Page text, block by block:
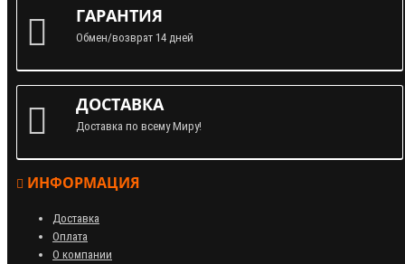
ГАРАНТИЯ
Обмен/возврат 14 дней
ДОСТАВКА
Доставка по всему Миру!
ИНФОРМАЦИЯ
Доставка
Оплата
О компании